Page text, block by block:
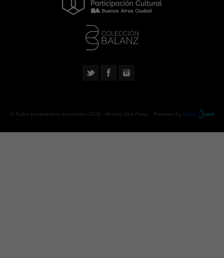
© Todos los derechos reservados 2018 - Revista Otra Parte . Powered by Urano web